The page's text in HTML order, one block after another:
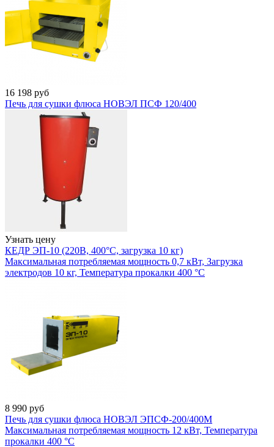
16 198 руб
Печь для сушки флюса НОВЭЛ ПСФ 120/400
Узнать цену
КЕДР ЭП-10 (220В, 400°C, загрузка 10 кг)
Максимальная потребляемая мощность 0,7 кВт, Загрузка
электродов 10 кг, Температура прокалки 400 °С
8 990 руб
Печь для сушки флюса НОВЭЛ ЭПСФ-200/400М
Максимальная потребляемая мощность 12 кВт, Температура
прокалки 400 °С